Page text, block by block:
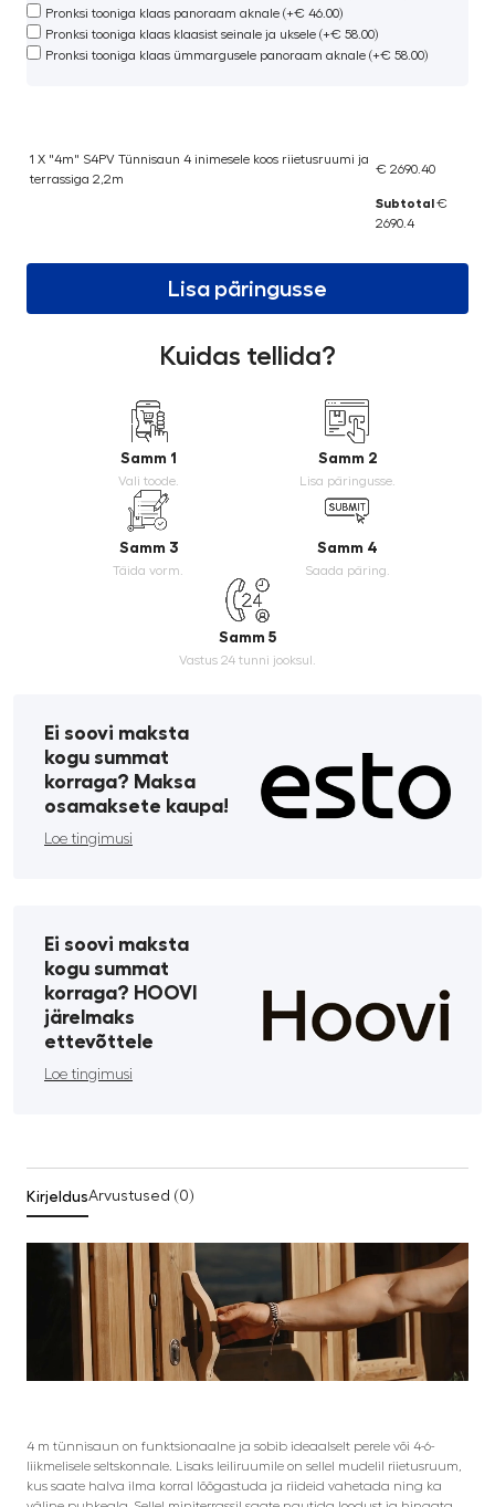
Pronksi tooniga klaas panoraam aknale (+€ 46.00)
Pronksi tooniga klaas klaasist seinale ja uksele (+€ 58.00)
Pronksi tooniga klaas ümmargusele panoraam aknale (+€ 58.00)
1 X "4m" S4PV Tünnisaun 4 inimesele koos riietusruumi ja
terrassiga 2,2m
€ 2690.40
Subtotal€
2690.4
Lisa päringusse
Kuidas tellida?
Samm 1
Vali toode.
Samm 2
Lisa päringusse.
Samm 3
Täida vorm.
Samm 4
Saada päring.
Samm 5
Vastus 24 tunni jooksul.
Ei soovi maksta
kogu summat
korraga? Maksa
osamaksete kaupa!
Loe tingimusi
Ei soovi maksta
kogu summat
korraga? HOOVI
järelmaks
ettevõttele
Loe tingimusi
KirjeldusArvustused (0)
4 m tünnisaun on funktsionaalne ja sobib ideaalselt perele või 4-6-
liikmelisele seltskonnale. Lisaks leiliruumile on sellel mudelil riietusruum,
kus saate halva ilma korral lõõgastuda ja riideid vahetada ning ka